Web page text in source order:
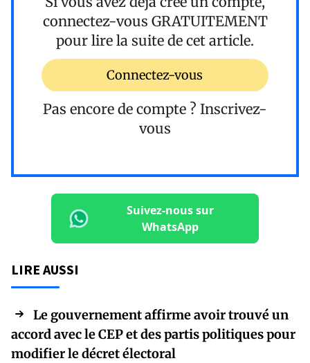
connectez-vous GRATUITEMENT
pour lire la suite de cet article.
Connectez-vous
Pas encore de compte ? Inscrivez-
vous
Suivez-nous sur
WhatsApp
LIRE AUSSI
Le gouvernement affirme avoir trouvé un
accord avec le CEP et des partis politiques pour
modifier le décret électoral